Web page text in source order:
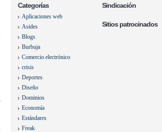
Categorías
Aplicaciones web
Asides
Blogs
Burbuja
Comercio electrónico
crisis
Deportes
Diseño
Dominios
Economía
Estándares
Freak
Sindicación
Sitios patrocinados